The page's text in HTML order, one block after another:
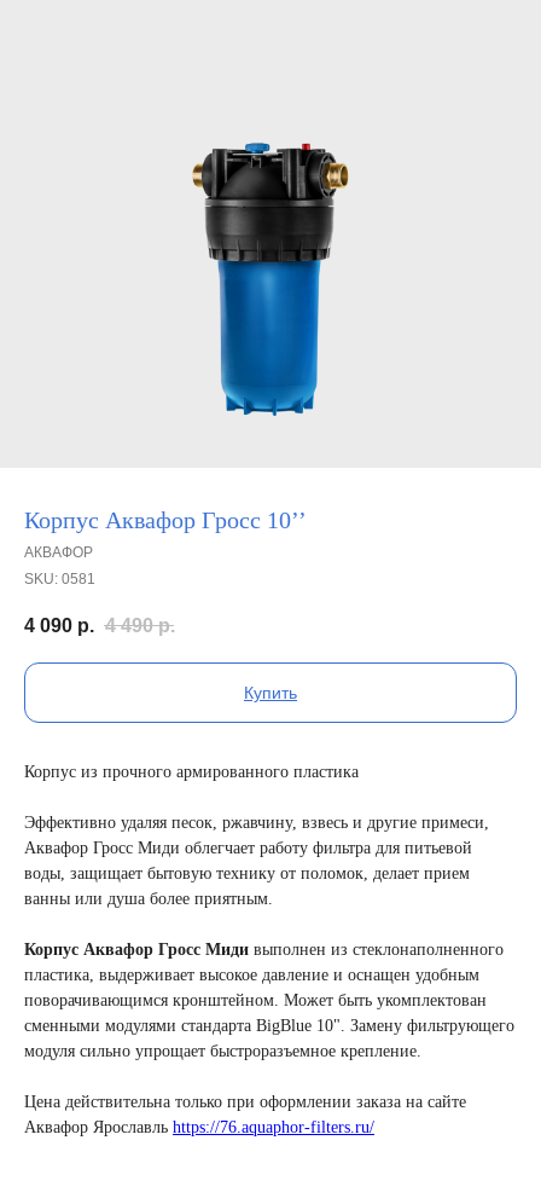
Корпус Аквафор Гросс 10’’
АКВАФОР
SKU: 0581
4 090 р. 4 490 р.
Купить
Корпус из прочного армированного пластика
Эффективно удаляя песок, ржавчину, взвесь и другие примеси,
Аквафор Гросс Миди облегчает работу фильтра для питьевой
воды, защищает бытовую технику от поломок, делает прием
ванны или душа более приятным.
Корпус Аквафор Гросс Миди выполнен из стеклонаполненного
пластика, выдерживает высокое давление и оснащен удобным
поворачивающимся кронштейном. Может быть укомплектован
сменными модулями стандарта BigBlue 10". Замену фильтрующего
модуля сильно упрощает быстроразъемное крепление.
Цена действительна только при оформлении заказа на сайте
Аквафор Ярославль https://76.aquaphor-filters.ru/